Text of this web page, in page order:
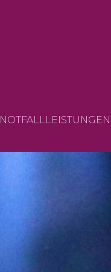
NOTFALLLEISTUNGEN